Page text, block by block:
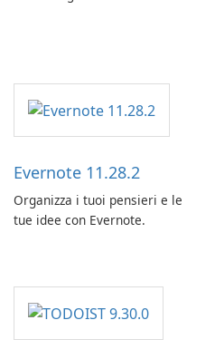
Evernote 11.28.2
Organizza i tuoi pensieri e le
tue idee con Evernote.